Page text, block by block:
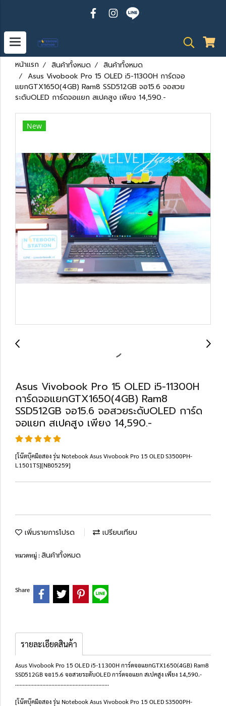
หน้าแรก สินค้าทั้งหมด
สินค้าทั้งหมด
Asus Vivobook Pro 15 OLED i5-11300H การ์ดจอ
แยกGTX1650(4GB) Ram8 SSD512GB จอ15.6 จอสวย
ระดับOLED การ์ดจอแยก สเปคสูง เพียง 14,590.-
New
Asus Vivobook Pro 15 OLED i5-11300H
การ์ดจอแยกGTX1650(4GB) Ram8
SSD512GB จอ15.6 จอสวยระดับOLED การ์ด
จอแยก สเปคสูง เพียง 14,590.-
[โน๊ตบุ๊คมือสอง รุ่น Notebook Asus Vivobook Pro 15 OLED S3500PH-
L1501TS][NB05259]
เพิ่มรายการโปรด เปรียบเทียบ
หมวดหมู่ :สินค้าทั้งหมด
Share
รายละเอียดสินค้า
Asus Vivobook Pro 15 OLED i5-11300H การ์ดจอแยกGTX1650(4GB) Ram8
SSD512GB จอ15.6 จอสวยระดับOLED การ์ดจอแยก สเปคสูง เพียง 14,590.-
..............................................................
[โน๊ตบุ๊คมือสอง รุ่น Notebook Asus Vivobook Pro 15 OLED S3500PH-